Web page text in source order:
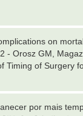
on
Orosz GM,
Timing of Surgery
por mais